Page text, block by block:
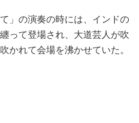
」の演奏の時には、インドの
って登場され、大道芸人が吹
かれて会場を沸かせていた。